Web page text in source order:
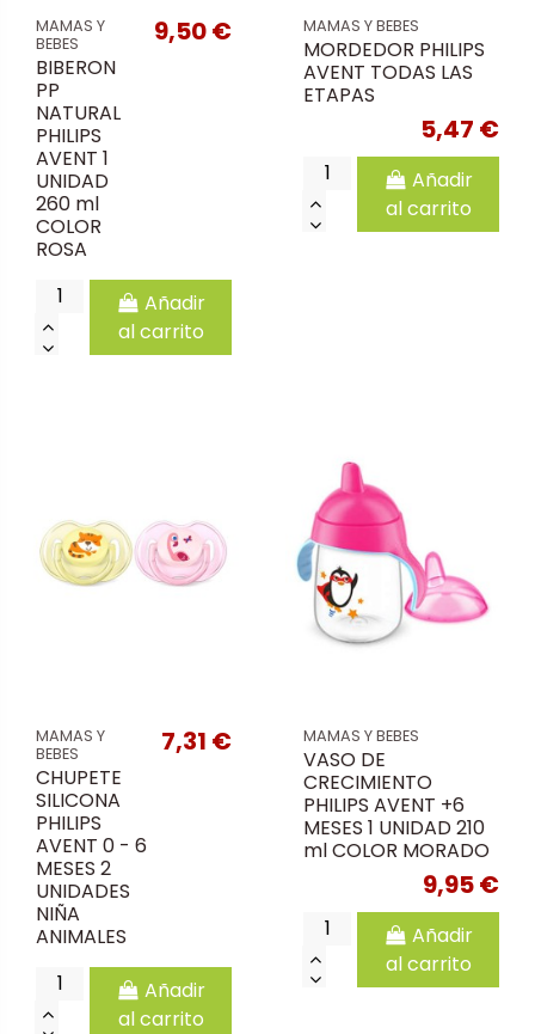
MAMAS Y
BEBES
BIBERON
PP
NATURAL
PHILIPS
AVENT 1
UNIDAD
260 ml
COLOR
ROSA
9,50 €
Añadir
al carrito
MAMAS Y BEBES
MORDEDOR PHILIPS
AVENT TODAS LAS
ETAPAS
5,47 €
Añadir
al carrito
MAMAS Y
BEBES
CHUPETE
SILICONA
PHILIPS
AVENT 0 - 6
MESES 2
UNIDADES
NIÑA
ANIMALES
7,31 €
Añadir
al carrito
MAMAS Y BEBES
VASO DE
CRECIMIENTO
PHILIPS AVENT +6
MESES 1 UNIDAD 210
ml COLOR MORADO
9,95 €
Añadir
al carrito